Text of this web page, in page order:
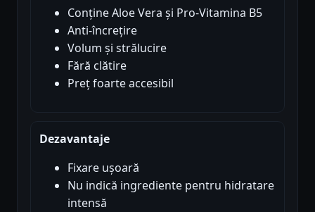
Conține Aloe Vera și Pro-Vitamina B5
Anti-încrețire
Volum și strălucire
Fără clătire
Preț foarte accesibil
Dezavantaje
Fixare ușoară
Nu indică ingrediente pentru hidratare
intensă